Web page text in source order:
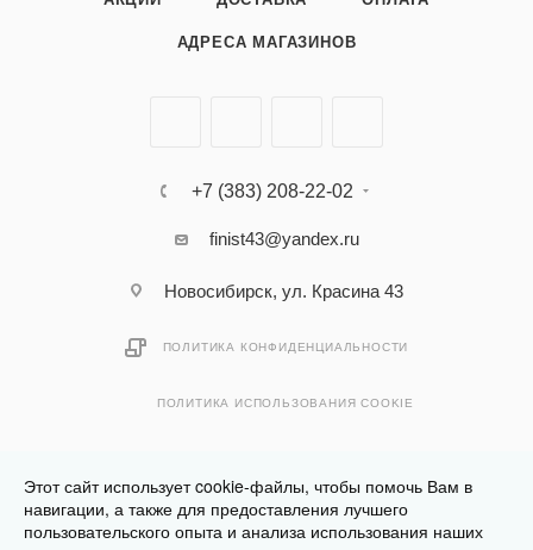
АДРЕСА МАГАЗИНОВ
+7 (383) 208-22-02
finist43@yandex.ru
Новосибирск, ул. Красина 43
ПОЛИТИКА КОНФИДЕНЦИАЛЬНОСТИ
ПОЛИТИКА ИСПОЛЬЗОВАНИЯ COOKIE
Разработано вКлюква.Студия
Этот сайт использует cookie-файлы, чтобы помочь Вам в
навигации, а также для предоставления лучшего
пользовательского опыта и анализа использования наших